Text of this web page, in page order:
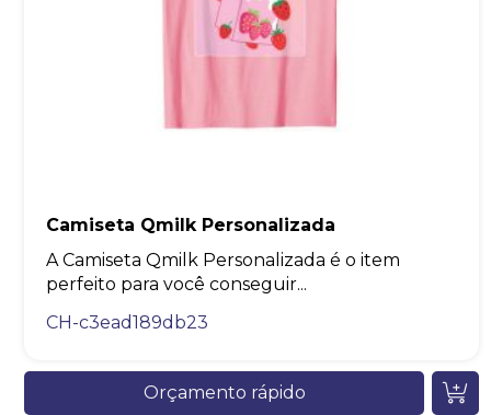
Camiseta Qmilk Personalizada
A Camiseta Qmilk Personalizada é o item
perfeito para você conseguir...
CH-c3ead189db23
Orçamento rápido